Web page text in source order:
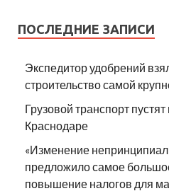
ПОСЛЕДНИЕ ЗАПИСИ
Экспедитор удобрений
строительство самой
Грузовой транспорт
Краснодаре
«Изменение
предложило самое
повышение налогов для